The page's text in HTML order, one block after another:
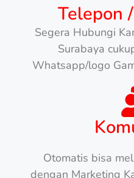
Telepon
Segera Hubungi
Surabaya
Whatsapp/logo
Otomatis bisa
dengan Marketing